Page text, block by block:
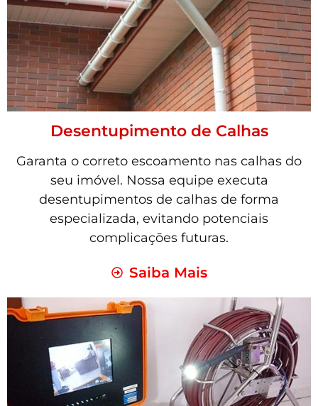
Desentupimento de Calhas
Garanta o correto escoamento nas calhas do
seu imóvel. Nossa equipe executa
desentupimentos de calhas de forma
especializada, evitando potenciais
complicações futuras.
Saiba Mais